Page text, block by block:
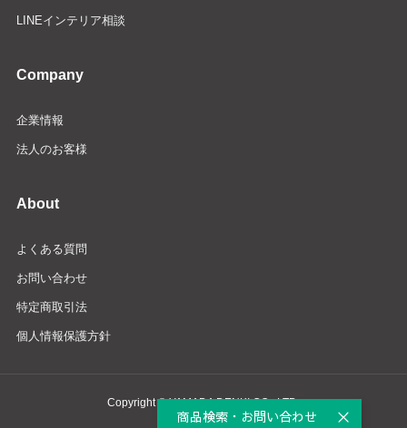
LINEインテリア相談
Company
企業情報
法人のお客様
About
よくある質問
お問い合わせ
特定商取引法
個人情報保護方針
Copyright © YAMADA DENKI CO., LTD.
商品検索・お問い合わせ